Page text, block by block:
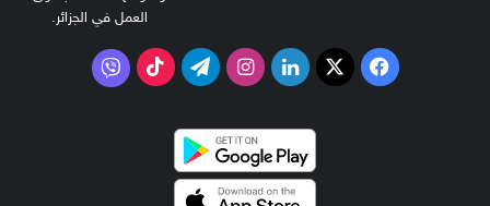
العمل في الجزائر.
فيسبوك
‫X لينكدإنانستقرامتيلقرام‫TikTokفايبر